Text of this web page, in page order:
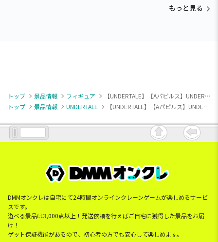
もっと見る
トップ 景品情報 フィギュア
【UNDERTALE】【Aパピルス】UNDERTALE あみこっと～パピルス＆サンズ～
トップ
景品情報 UNDERTALE 【UNDERTALE】【Aパピルス】UNDERTALE あみこっと～パピルス＆サンズ～
DMMオンクレは自宅にて24時間オンラインクレーンゲームが楽しめるサービ
スです。
遊べる景品は3,000点以上！発送依頼を行えばご自宅に獲得した景品をお届
け！
ゲット保証機能があるので、初心者の方でも安心して楽しめます。